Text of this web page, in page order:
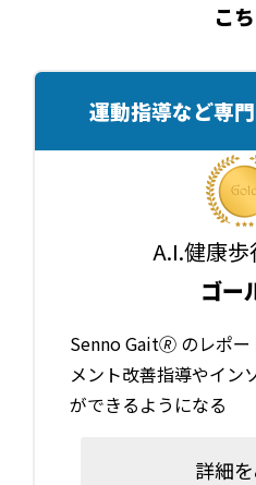
こ
運動指導など専
A.I.健康
ゴー
Senno Gait🄬 のレポー
メント改善指導やイン
ができるようになる
詳細